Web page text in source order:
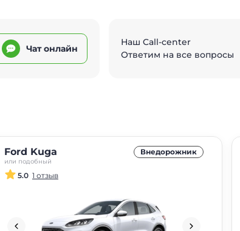
Чат онлайн
Наш Call-center
Ответим на все вопросы
Ford Kuga
или подобный
Внедорожник
5.0 1 отзыв